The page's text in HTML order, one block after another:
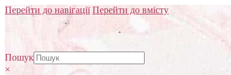
Перейти до навігації Перейти до вмісту
Пошук
×